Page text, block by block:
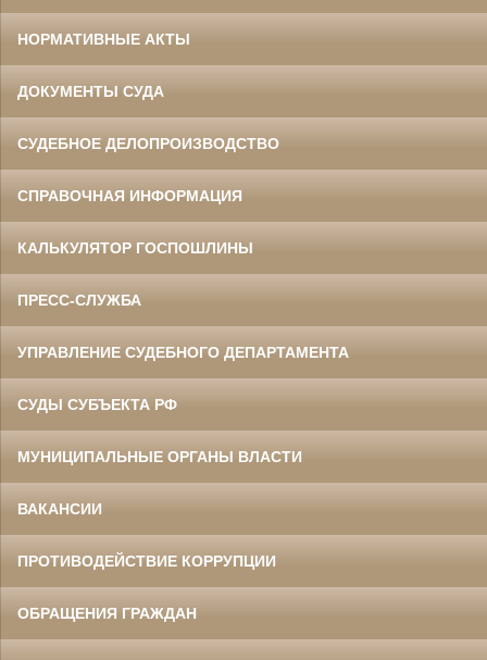
НОРМАТИВНЫЕ АКТЫ
ДОКУМЕНТЫ СУДА
СУДЕБНОЕ ДЕЛОПРОИЗВОДСТВО
СПРАВОЧНАЯ ИНФОРМАЦИЯ
КАЛЬКУЛЯТОР ГОСПОШЛИНЫ
ПРЕСС-СЛУЖБА
УПРАВЛЕНИЕ СУДЕБНОГО ДЕПАРТАМЕНТА
СУДЫ СУБЪЕКТА РФ
МУНИЦИПАЛЬНЫЕ ОРГАНЫ ВЛАСТИ
ВАКАНСИИ
ПРОТИВОДЕЙСТВИЕ КОРРУПЦИИ
ОБРАЩЕНИЯ ГРАЖДАН